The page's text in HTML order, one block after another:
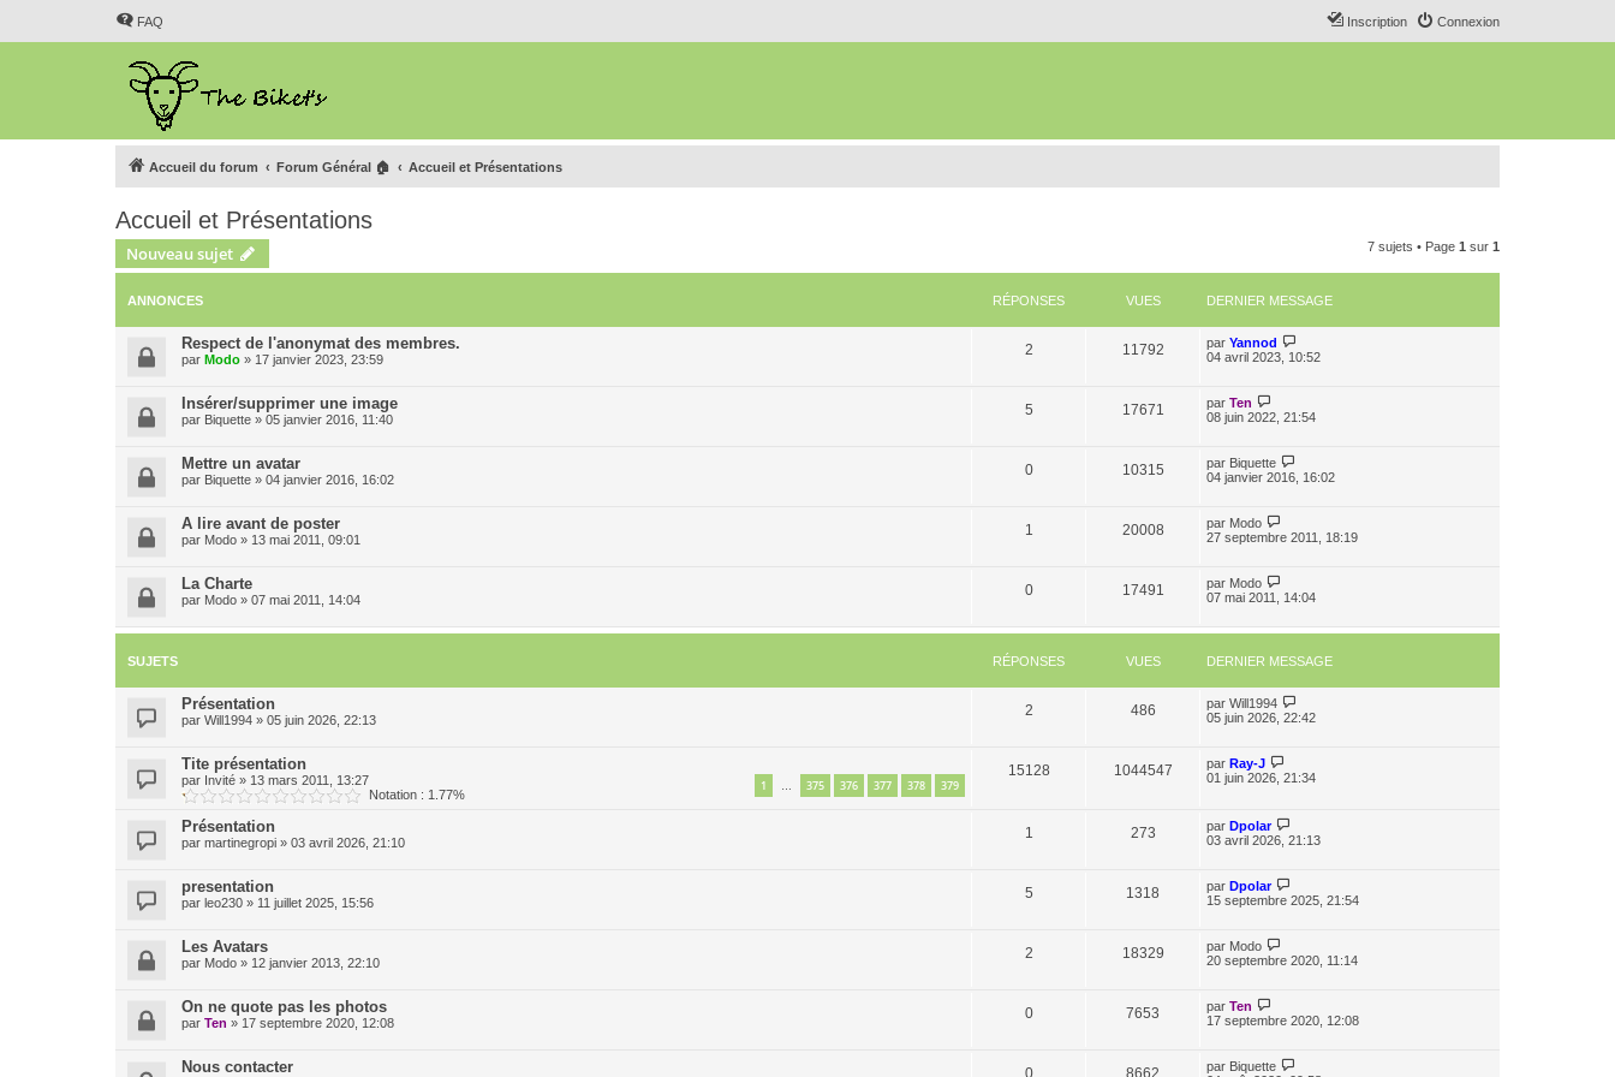
FAQ Connexion
Inscription
Accueil du forum Forum Général 🏠 Accueil et Présentations
Accueil et Présentations
Nouveau sujet 7 sujets • Page 1 sur 1
ANNONCES RÉPONSES VUES DERNIER MESSAGE
Respect de l'anonymat des membres.
par Modo » 17 janvier 2023, 23:59
2 11792 par Yannod
04 avril 2023, 10:52
Insérer/supprimer une image
par Biquette » 05 janvier 2016, 11:40
5 17671 par Ten
08 juin 2022, 21:54
Mettre un avatar
par Biquette » 04 janvier 2016, 16:02
0 10315 par Biquette
04 janvier 2016, 16:02
A lire avant de poster
par Modo » 13 mai 2011, 09:01
1 20008 par Modo
27 septembre 2011, 18:19
La Charte
par Modo » 07 mai 2011, 14:04
0 17491 par Modo
07 mai 2011, 14:04
SUJETS RÉPONSES VUES DERNIER MESSAGE
Présentation
par Will1994 » 05 juin 2026, 22:13
2 486 par Will1994
05 juin 2026, 22:42
Tite présentation
par Invité » 13 mars 2011, 13:27 1 … 375 376 377 378 379
Notation : 1.77%
15128 1044547 par Ray-J
01 juin 2026, 21:34
Présentation
par martinegropi » 03 avril 2026, 21:10
1 273 par Dpolar
03 avril 2026, 21:13
presentation
par leo230 » 11 juillet 2025, 15:56
5 1318 par Dpolar
15 septembre 2025, 21:54
Les Avatars
par Modo » 12 janvier 2013, 22:10
2 18329 par Modo
20 septembre 2020, 11:14
On ne quote pas les photos
par Ten » 17 septembre 2020, 12:08
0 7653 par Ten
17 septembre 2020, 12:08
Nous contacter 0 8662 par Biquette